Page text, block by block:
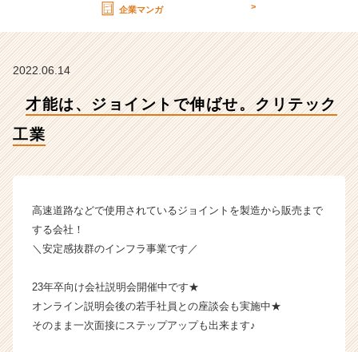
工
業
社
ク
業
タ
ム
ラ
ン】
企業マンガ >
2022.06.14
才能は、ジョイントで伸ばせ。クリテック
工業
高速道路などで使用されているジョイントを製造から販売まで
する会社！
＼安定感抜群のインフラ事業です／
23年卒向け会社説明会開催中です★
オンライン説明会後の若手社員との座談会も実施中★
そのまま一次面接にステップアップも出来ます♪